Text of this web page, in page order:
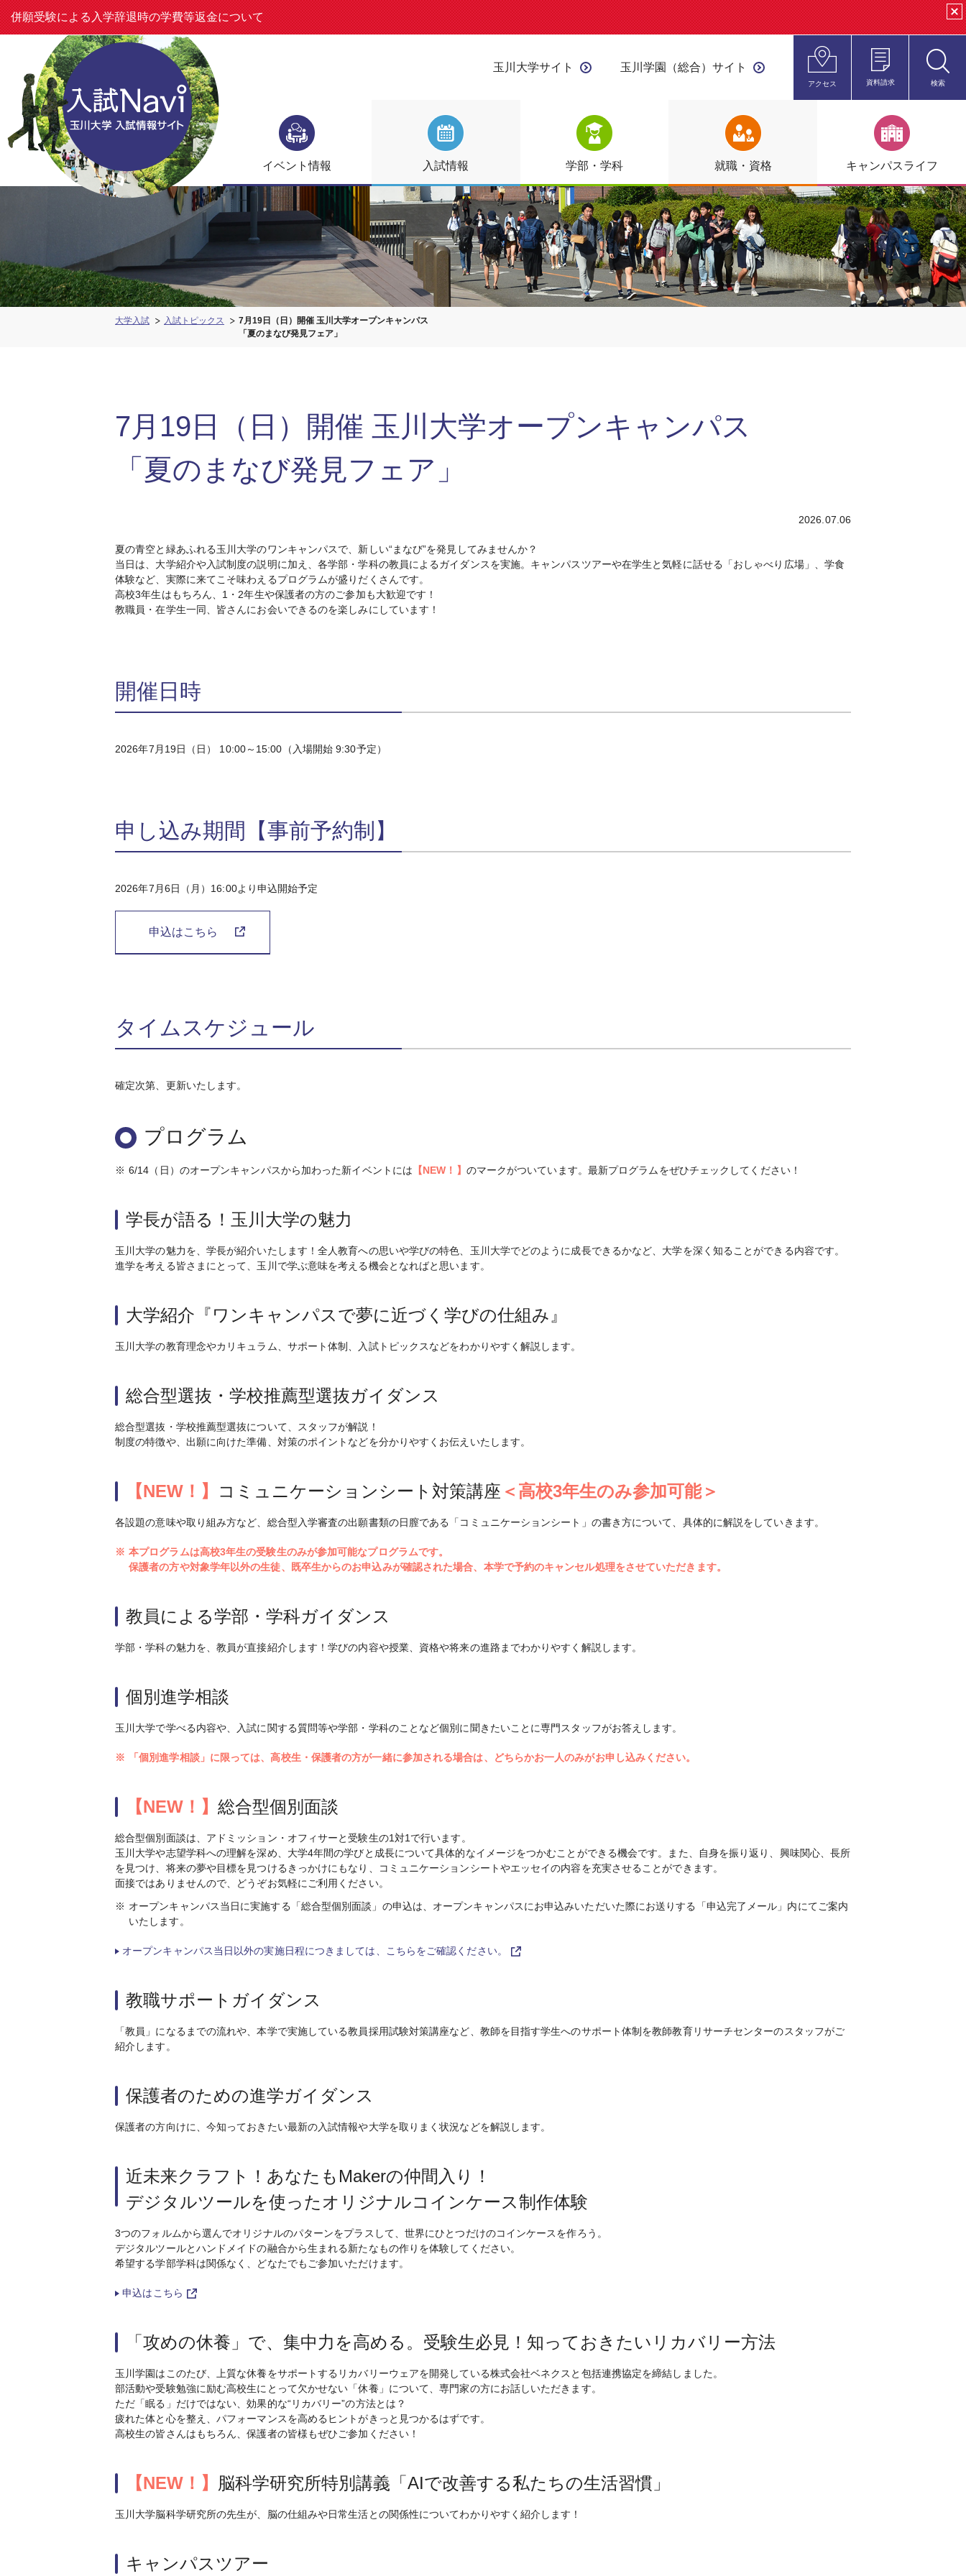
玉川大学サイト 玉川学園（総合）サイト
アクセス 資料請求
検索
併願受験による入学辞退時の学費等返金について
ー
イベント情報 入試情報 学部・学科 就職・資格 キャンパスライフ
大学入試 入試トピックス
7月19日（日）開催 玉川大学オープンキャンパス
「夏のまなび発見フェア」
7月19日（日）開催 玉川大学オープンキャンパス
「夏のまなび発見フェア」
2026.07.06
夏の青空と緑あふれる玉川大学のワンキャンパスで、新しい“まなび”を発見してみませんか？
当日は、大学紹介や入試制度の説明に加え、各学部・学科の教員によるガイダンスを実施。キャンパスツアーや在学生と気軽に話せる「おしゃべり広場」、学食
体験など、実際に来てこそ味わえるプログラムが盛りだくさんです。
高校3年生はもちろん、1・2年生や保護者の方のご参加も大歓迎です！
教職員・在学生一同、皆さんにお会いできるのを楽しみにしています！
開催日時
2026年7月19日（日） 10:00～15:00（入場開始 9:30予定）
申し込み期間【事前予約制】
2026年7月6日（月）16:00より申込開始予定
申込はこちら
タイムスケジュール
確定次第、更新いたします。
プログラム
※ 6/14（日）のオープンキャンパスから加わった新イベントには 【NEW！】 のマークがついています。最新プログラムをぜひチェックしてください！
学長が語る！玉川大学の魅力
玉川大学の魅力を、学長が紹介いたします！全人教育への思いや学びの特色、玉川大学でどのように成長できるかなど、大学を深く知ることができる内容です。
進学を考える皆さまにとって、玉川で学ぶ意味を考える機会となればと思います。
大学紹介『ワンキャンパスで夢に近づく学びの仕組み』
玉川大学の教育理念やカリキュラム、サポート体制、入試トピックスなどをわかりやすく解説します。
総合型選抜・学校推薦型選抜ガイダンス
総合型選抜・学校推薦型選抜について、スタッフが解説！
制度の特徴や、出願に向けた準備、対策のポイントなどを分かりやすくお伝えいたします。
【NEW！】 コミュニケーションシート対策講座 ＜高校3年生のみ参加可能＞
各設題の意味や取り組み方など、総合型入学審査の出願書類の日膣である「コミュニケーションシート」の書き方について、具体的に解説をしていきます。
※ 本プログラムは高校3年生の受験生のみが参加可能なプログラムです。
保護者の方や対象学年以外の生徒、既卒生からのお申込みが確認された場合、本学で予約のキャンセル処理をさせていただきます。
教員による学部・学科ガイダンス
学部・学科の魅力を、教員が直接紹介します！学びの内容や授業、資格や将来の進路までわかりやすく解説します。
個別進学相談
玉川大学で学べる内容や、入試に関する質問等や学部・学科のことなど個別に聞きたいことに専門スタッフがお答えします。
※ 「個別進学相談」に限っては、高校生・保護者の方が一緒に参加される場合は、どちらかお一人のみがお申し込みください。
【NEW！】 総合型個別面談
総合型個別面談は、アドミッション・オフィサーと受験生の1対1で行います。
玉川大学や志望学科への理解を深め、大学4年間の学びと成長について具体的なイメージをつかむことができる機会です。また、自身を振り返り、興味関心、長所
を見つけ、将来の夢や目標を見つけるきっかけにもなり、コミュニケーションシートやエッセイの内容を充実させることができます。
面接ではありませんので、どうぞお気軽にご利用ください。
※ オープンキャンパス当日に実施する「総合型個別面談」の申込は、オープンキャンパスにお申込みいただいた際にお送りする「申込完了メール」内にてご案内
いたします。
オープンキャンパス当日以外の実施日程につきましては、こちらをご確認ください。
教職サポートガイダンス
「教員」になるまでの流れや、本学で実施している教員採用試験対策講座など、教師を目指す学生へのサポート体制を教師教育リサーチセンターのスタッフがご
紹介します。
保護者のための進学ガイダンス
保護者の方向けに、今知っておきたい最新の入試情報や大学を取りまく状況などを解説します。
近未来クラフト！あなたもMakerの仲間入り！
デジタルツールを使ったオリジナルコインケース制作体験
3つのフォルムから選んでオリジナルのパターンをプラスして、世界にひとつだけのコインケースを作ろう。
デジタルツールとハンドメイドの融合から生まれる新たなもの作りを体験してください。
希望する学部学科は関係なく、どなたでもご参加いただけます。
申込はこちら
「攻めの休養」で、集中力を高める。受験生必見！知っておきたいリカバリー方法
玉川学園はこのたび、上質な休養をサポートするリカバリーウェアを開発している株式会社ベネクスと包括連携協定を締結しました。
部活動や受験勉強に励む高校生にとって欠かせない「休養」について、専門家の方にお話しいただきます。
ただ「眠る」だけではない、効果的な“リカバリー”の方法とは？
疲れた体と心を整え、パフォーマンスを高めるヒントがきっと見つかるはずです。
高校生の皆さんはもちろん、保護者の皆様もぜひご参加ください！
【NEW！】 脳科学研究所特別講義「AIで改善する私たちの生活習慣」
玉川大学脳科学研究所の先生が、脳の仕組みや日常生活との関係性についてわかりやすく紹介します！
キャンパスツアー